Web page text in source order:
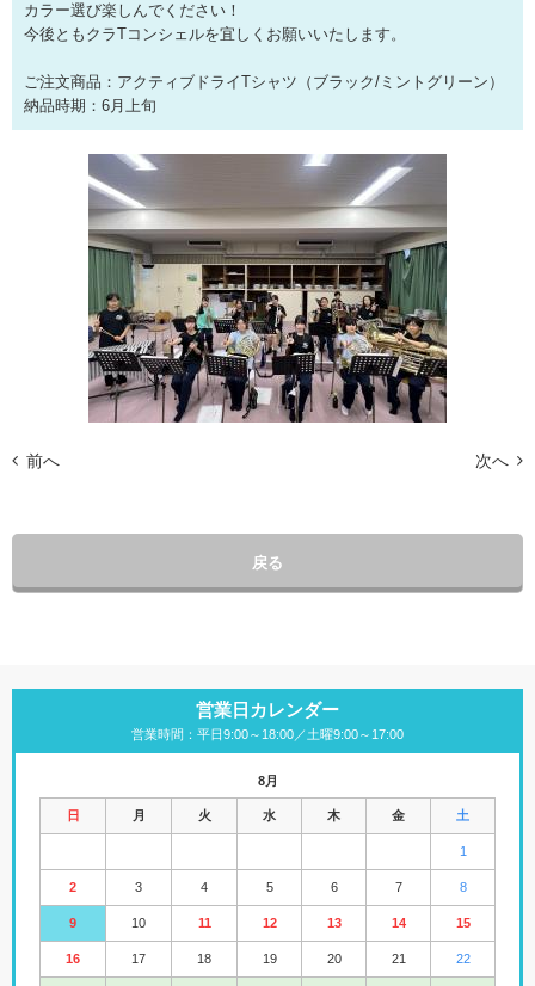
カラー選び楽しんでください！
今後ともクラTコンシェルを宜しくお願いいたします。
ご注文商品：アクティブドライTシャツ（ブラック/ミントグリーン）
納品時期：6月上旬
前へ 次へ
戻る
営業日カレンダー
営業時間：平日9:00～18:00／土曜9:00～17:00
8月
日 月 火 水 木 金 土
1
2 3 4 5 6 7 8
9 10 11 12 13 14 15
16 17 18 19 20 21 22